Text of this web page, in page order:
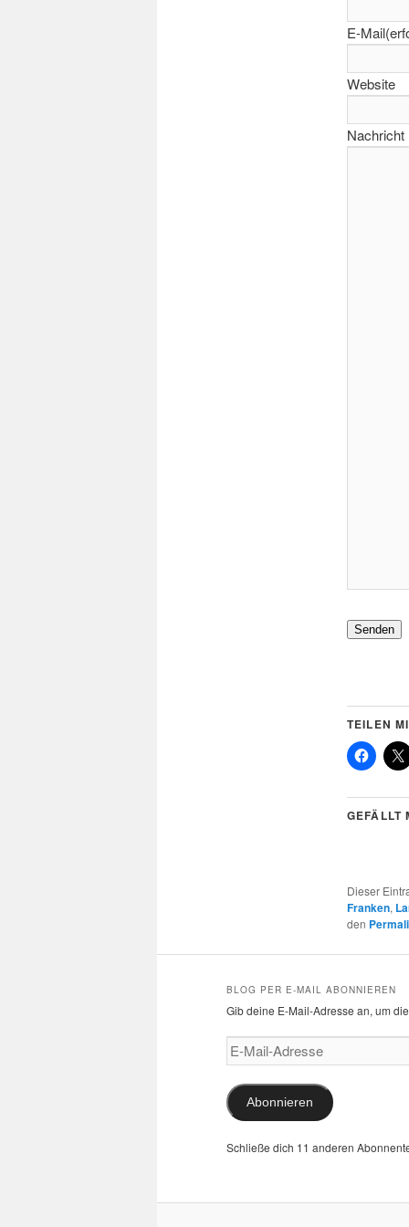
E-Mail
Website
Nachricht
Senden
TEILEN
GEFÄLLT
Dieser
Franken,
den
BLOG PER E-MAIL ABONNIEREN
Gib deine E-Mail-Adresse an, um
E-
Mail-
Abonnieren
Schließe dich 11 anderen